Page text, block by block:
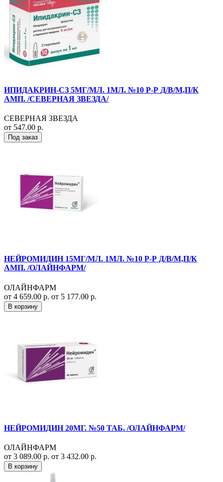
ИПИДАКРИН-СЗ 5МГ/МЛ. 1МЛ. №10 Р-Р Д/В/М,П/К
АМП. /СЕВЕРНАЯ ЗВЕЗДА/
СЕВЕРНАЯ ЗВЕЗДА
от 547.00 р.
Под заказ
НЕЙРОМИДИН 15МГ/МЛ. 1МЛ. №10 Р-Р Д/В/М,П/К
АМП. /ОЛАЙНФАРМ/
ОЛАЙНФАРМ
от 4 659.00 р. от 5 177.00 р.
В корзину
НЕЙРОМИДИН 20МГ. №50 ТАБ. /ОЛАЙНФАРМ/
ОЛАЙНФАРМ
от 3 089.00 р. от 3 432.00 р.
В корзину